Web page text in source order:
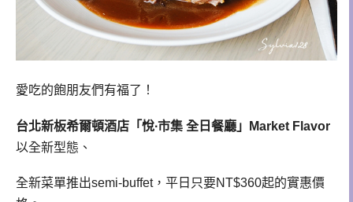
愛吃的飽朋友們有福了！
台北新板希爾頓酒店「悅∙市集 全日餐廳」Market Flavor
以全新型態、
全新菜單推出semi-buffet，平日只要NT$360起的實惠價